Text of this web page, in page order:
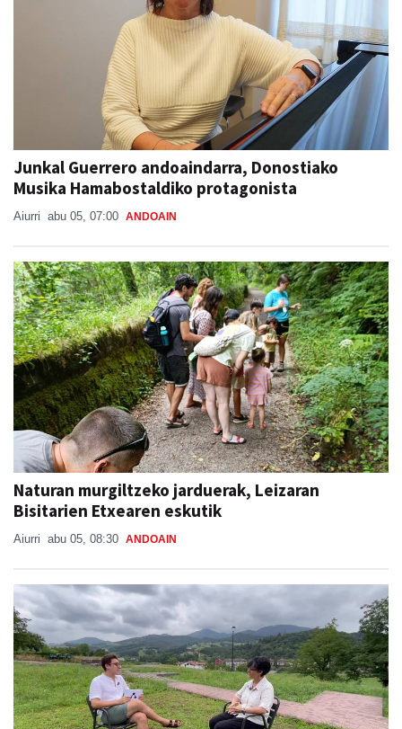
Junkal Guerrero andoaindarra, Donostiako
Musika Hamabostaldiko protagonista
Aiurri abu 05, 07:00 ANDOAIN
Naturan murgiltzeko jarduerak, Leizaran
Bisitarien Etxearen eskutik
Aiurri abu 05, 08:30 ANDOAIN